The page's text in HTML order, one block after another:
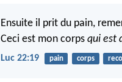
Ensuite il prit du pain,
Ceci est mon corps qui est
Luc 22:19 pain corps